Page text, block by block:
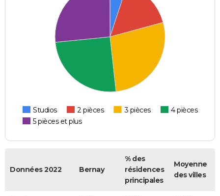
Studios 2 pièces 3 pièces
4 pièces
5 pièces et plus
Données 2022 Bernay
% des
résidences
principales
Moyenne
des villes